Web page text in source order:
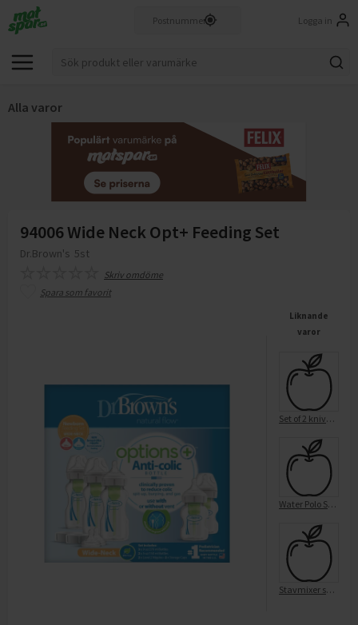
Logga in
Alla varor
94006 Wide Neck Opt+ Feeding Set
Dr.Brown's 5st
Skriv omdöme
Spara som favorit
Liknande
varor
Set of 2 knives - Paring & Tomato
Water Polo Swimming Pool Game Set
Stavmixer set SM 3772 svart 600W